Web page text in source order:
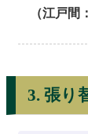
（江戸
3. 張り